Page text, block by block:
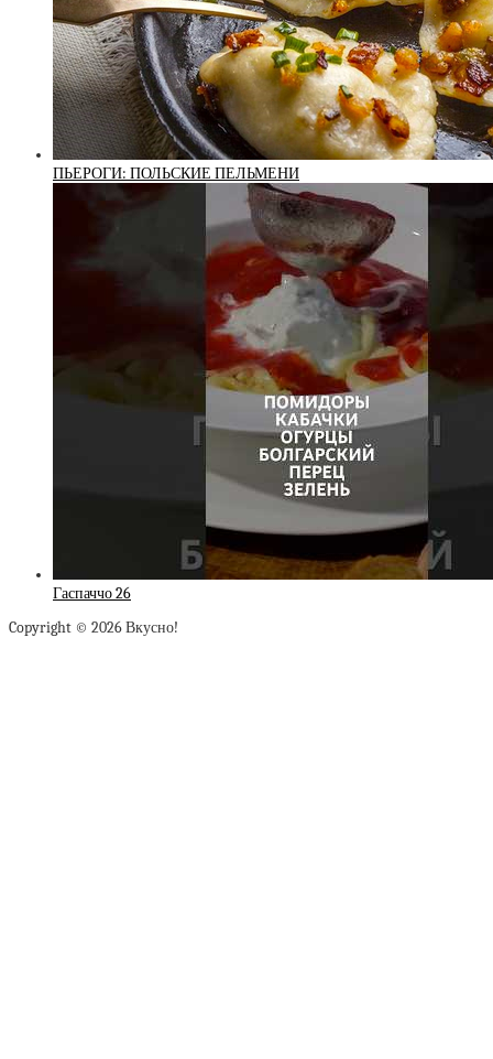
ПЬЕРОГИ: ПОЛЬСКИЕ ПЕЛЬМЕНИ
Гаспаччо 26
Copyright © 2026 Вкусно!